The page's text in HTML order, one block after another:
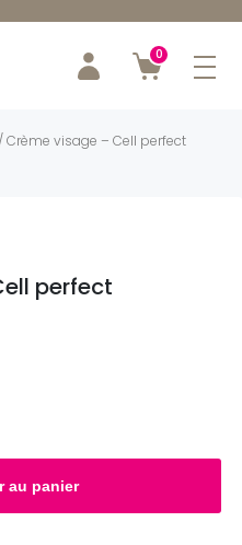
0
/ Crème visage – Cell perfect
perfect
au panier